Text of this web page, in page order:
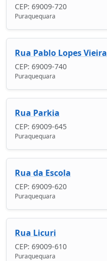
CEP: 69009-720
Puraquequara
Rua Pablo Lopes Vieira
CEP: 69009-740
Puraquequara
Rua Parkia
CEP: 69009-645
Puraquequara
Rua da Escola
CEP: 69009-620
Puraquequara
Rua Licuri
CEP: 69009-610
Puraquequara